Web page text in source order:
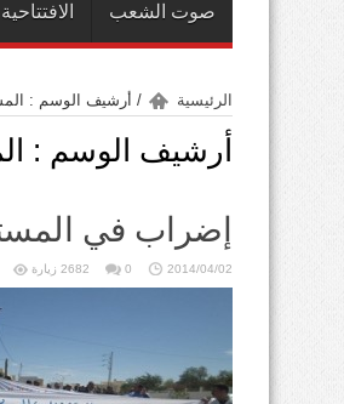
صوت الشعب الافتتاحية
الرئيسية / أرشيف الوسم :
أرشيف الوسم :
إضراب في
2014/04/02
0 2682 زيارة